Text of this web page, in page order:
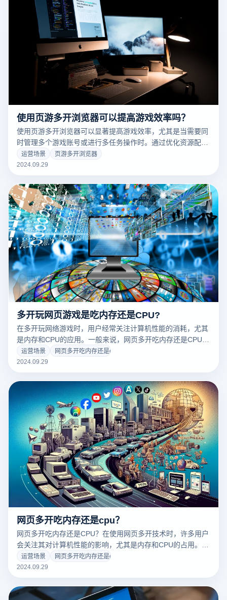
使用页游多开浏览器可以提高游戏效率吗？
使用页游多开浏览器可以显著提高游戏效率，尤其是当需要同
时管理多个游戏账号或进行多任务操作时。通过优化资源配
置，用户可以在同一页面上快速切换不同的游戏对话，从而减
少加载时间和使用延迟。此外，页面游戏多开浏览器一般具有
此，对于热衷于网络游戏的玩家来说，选择合适的多开浏览器
无疑是提升游戏体验的重要策略。
运营场景
页游多开浏览器
2024.09.29
多开玩网页游戏是吃内存还是CPU?
在多开玩网络游戏时，用户经常关注计算机性能的消耗，尤其
是内存和CPU的应用。一般来说，网页多开吃内存还是CPU？
网络游戏在打开更多内存时会占用更多内存，因为每个游戏对
话都需要单独的资源和数据存储。同时，当游戏需要实时计算
戏对内存和CPU的具体影响可以帮助玩家更好地管理系统资
源，改善游戏体验。接下来，我们将讨论内存和CPU在多开玩
网络游戏时的实际占用因素及其影响。
运营场景
网页多开吃内存还是cpu
2024.09.29
网页多开吃内存还是cpu？
网页多开吃内存还是CPU？在使用网页多开技术时，许多用户
会关注其对计算机性能的影响，尤其是内存和CPU的占用。一
般来说，多个浏览器将同时运行多个标签页面或窗口，这需要
占用一定的内存资源来存储每个对话的数据。同时，浏览器在
进行复杂操作时。想象一下，你坐在电脑前，迅速转换浏览器
运营场景
网页多开吃内存还是cpu
2024.09.29